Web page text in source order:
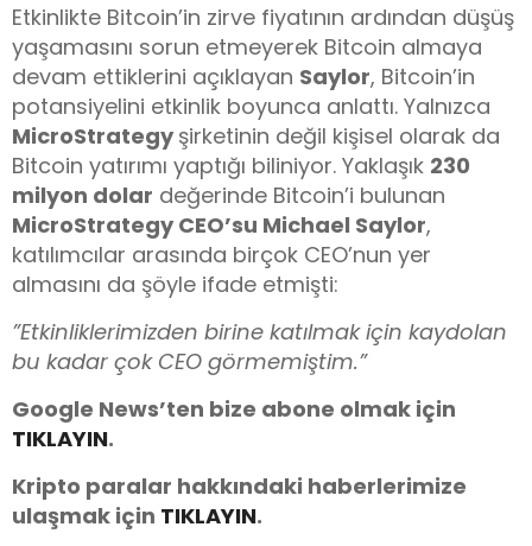
Etkinlikte Bitcoin’in zirve fiyatının ardından düşüş
yaşamasını sorun etmeyerek Bitcoin almaya
devam ettiklerini açıklayan Saylor, Bitcoin’in
potansiyelini etkinlik boyunca anlattı. Yalnızca
MicroStrategyşirketinin değil kişisel olarak da
Bitcoin yatırımı yaptığı biliniyor. Yaklaşık 230
milyon dolar değerinde Bitcoin’i bulunan
MicroStrategy CEO’su Michael Saylor,
katılımcılar arasında birçok CEO’nun yer
almasını da şöyle ifade etmişti:
”Etkinliklerimizden birine katılmak için kaydolan
bu kadar çok CEO görmemiştim.”
Google News’ten bize abone olmak için
TIKLAYIN.
Kripto paralar hakkındaki haberlerimize
ulaşmak için TIKLAYIN.